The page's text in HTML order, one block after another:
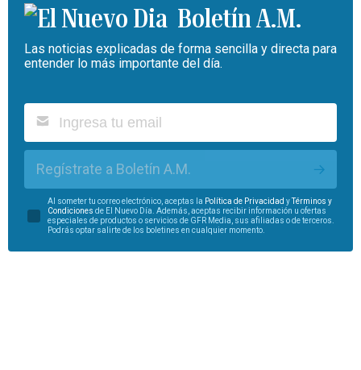
Boletín A.M.
Las noticias explicadas de forma sencilla y directa para
entender lo más importante del día.
Regístrate a Boletín A.M.
Al someter tu correo electrónico, aceptas la Política de Privacidad y
Términos y
Condiciones de El Nuevo Día. Además, aceptas recibir información u ofertas
especiales de productos o servicios de GFR Media, sus afiliadas o de terceros.
Podrás optar salirte de los boletines en cualquier momento.